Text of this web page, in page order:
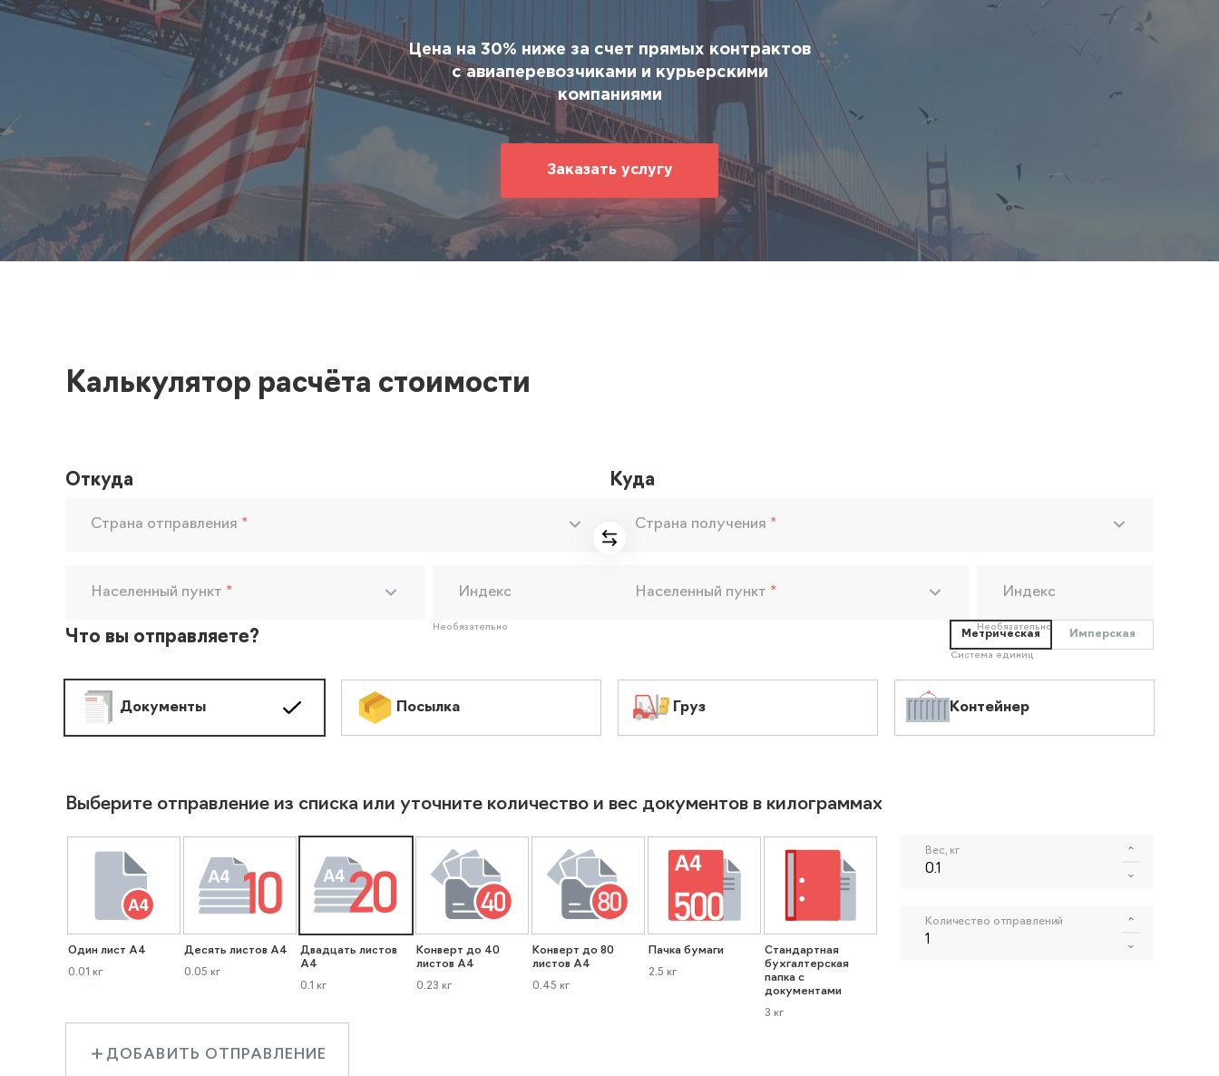
Полезная информация
О компании Страхование
Помощь
Цена на 30% ниже за счет прямых контрактов
с авиаперевозчиками и курьерскими
компаниями
Заказать услугу
Калькулятор расчёта стоимости
Откуда
Страна отправления *
Населенный пункт * Индекс
Необязательно
Куда
Страна получения *
Населенный пункт * Индекс
Необязательно
Что вы отправляете? Метрическая Имперская
Система единиц
Документы Посылка Груз Контейнер
Выберите отправление из списка или уточните количество и вес документов в килограммах
Один лист А4
0.01 кг
Десять листов А4
0.05 кг
Двадцать листов
А4
0.1 кг
Конверт до 40
листов А4
0.23 кг
Конверт до 80
листов А4
0.45 кг
Пачка бумаги
2.5 кг
Стандартная
бухгалтерская
папка с
документами
3 кг
Вес, кг
Количество отправлений
ДОБАВИТЬ ОТПРАВЛЕНИЕ